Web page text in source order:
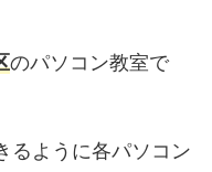
のパソコン教室で
るように各パソコン